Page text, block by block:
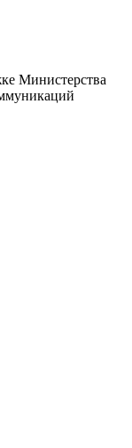
Министерства